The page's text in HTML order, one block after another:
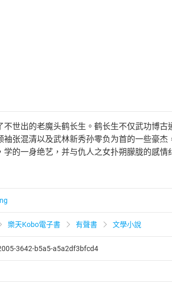
世出的老魔头鹤长生。鹤长生不仅武功博
袖张混清以及武林新秀孙零负为首的一些豪
的一身绝艺，并与仇人之女扑朔朦胧的感
樂天Kobo電子書 有聲書 文學小說
3642-b5a5-a5a2df3bfcd4